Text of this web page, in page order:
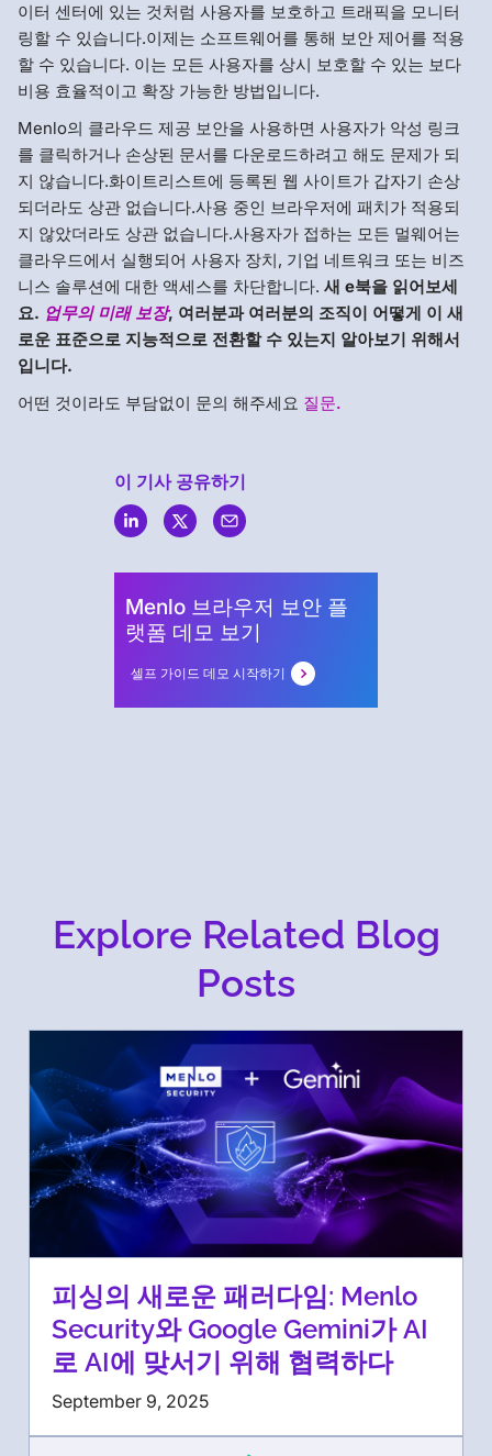
이터 센터에 있는 것처럼 사용자를 보호하고 트래픽을 모니터
링할 수 있습니다.이제는 소프트웨어를 통해 보안 제어를 적용
할 수 있습니다. 이는 모든 사용자를 상시 보호할 수 있는 보다
비용 효율적이고 확장 가능한 방법입니다.
Menlo의 클라우드 제공 보안을 사용하면 사용자가 악성 링크
를 클릭하거나 손상된 문서를 다운로드하려고 해도 문제가 되
지 않습니다.화이트리스트에 등록된 웹 사이트가 갑자기 손상
되더라도 상관 없습니다.사용 중인 브라우저에 패치가 적용되
지 않았더라도 상관 없습니다.사용자가 접하는 모든 멀웨어는
클라우드에서 실행되어 사용자 장치, 기업 네트워크 또는 비즈
니스 솔루션에 대한 액세스를 차단합니다. 새 e북을 읽어보세
요. 업무의 미래 보장, 여러분과 여러분의 조직이 어떻게 이 새
로운 표준으로 지능적으로 전환할 수 있는지 알아보기 위해서
입니다.
어떤 것이라도 부담없이 문의 해주세요 질문.
이 기사 공유하기
Menlo 브라우저 보안 플
랫폼 데모 보기
셀프 가이드 데모 시작하기
Explore Related Blog
Posts
피싱의 새로운 패러다임: Menlo
Security와 Google Gemini가 AI
로 AI에 맞서기 위해 협력하다
September 9, 2025